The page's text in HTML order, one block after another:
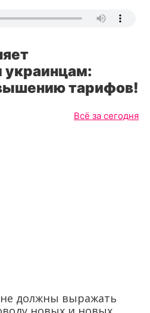
украинцам:
тарифов!
Всё за сегодня
должны выражать